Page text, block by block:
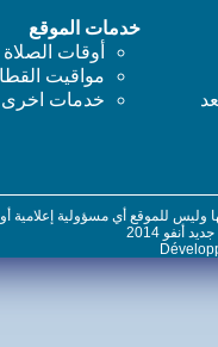
خدمات الموقع
أوقات الصلاة
مواقيت القطار
خدمات اخرى
للموقع أي مسؤولية إعلامية أو
2014